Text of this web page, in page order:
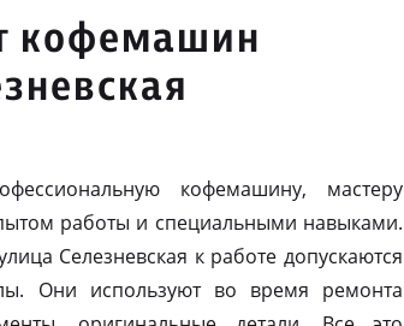
кофемашин
кофемашину, мастеру
работы и специальными навыками.
Селезневская к работе допускаются
Они используют во время ремонта